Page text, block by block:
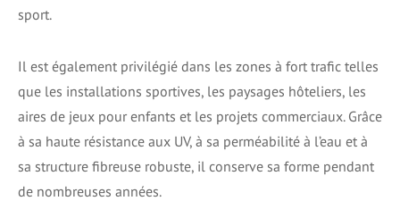
sport.
Il est également privilégié dans les zones à fort trafic telles
que les installations sportives, les paysages hôteliers, les
aires de jeux pour enfants et les projets commerciaux. Grâce
à sa haute résistance aux UV, à sa perméabilité à l’eau et à
sa structure fibreuse robuste, il conserve sa forme pendant
de nombreuses années.